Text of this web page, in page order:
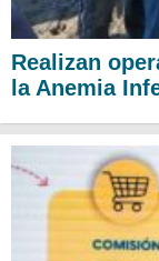
Realizan
la Anemia